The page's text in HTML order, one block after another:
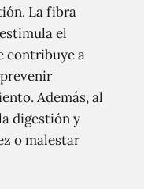
La fibra
el
contribuye a
Además, al
digestión y
o malestar